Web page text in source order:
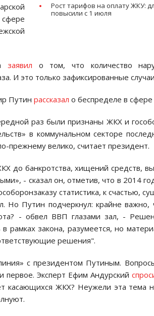
Рост тарифов на оплату ЖКУ:
повысили с 1 июля
заявил о том, что количество
И это только зафиксированные
Путин рассказал о беспределе в
раз были признаны ЖКХ и
в коммунальном секторе
прежнему велико, считает президент.
до банкротства, хищений средств,
- сказал он, отметив, что в 2014
статистика, к счастью,
Но Путин подчеркнул: крайне важно,
- обвел ВВП глазами зал, -
рамках закона, разумеется, но
решения".
с президентом Путиным.
первое. Эксперт Ефим Андурский
касающихся ЖКХ? Неужели эта тема